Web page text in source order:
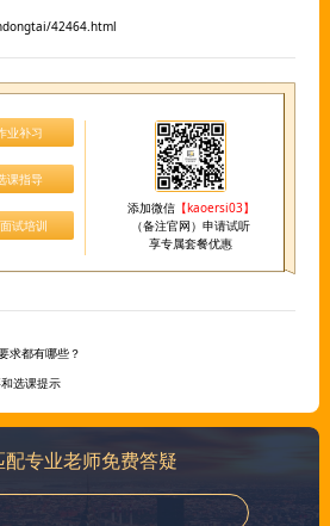
42464.html
业补习
课指导
试培训
添加微信【kaoersi03】
（备注官网）申请试听
享专属套餐优惠
求都有哪些？
选课提示
配专业老师免费答疑